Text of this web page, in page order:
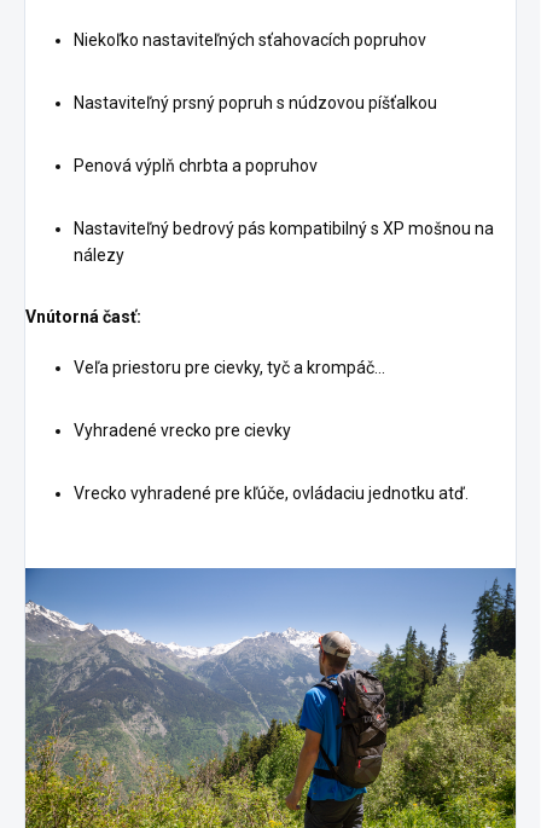
Niekoľko nastaviteľných sťahovacích popruhov
Nastaviteľný prsný popruh s núdzovou píšťalkou
Penová výplň chrbta a popruhov
Nastaviteľný bedrový pás kompatibilný s XP mošnou na
nálezy
Vnútorná časť:
Veľa priestoru pre cievky, tyč a krompáč...
Vyhradené vrecko pre cievky
Vrecko vyhradené pre kľúče, ovládaciu jednotku atď.